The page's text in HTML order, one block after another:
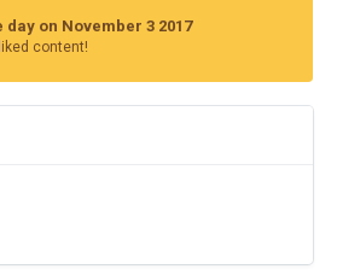
day on November 3 2017
content!